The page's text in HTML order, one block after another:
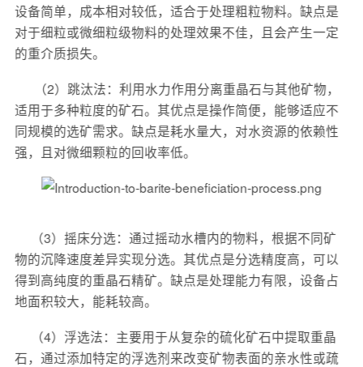
设备简单，成本相对较低，适合于处理粗粒物料。缺点是
对于细粒或微细粒级物料的处理效果不佳，且会产生一定
的重介质损失。
（2）跳汰法：利用水力作用分离重晶石与其他矿物，
适用于多种粒度的矿石。其优点是操作简便，能够适应不
同规模的选矿需求。缺点是耗水量大，对水资源的依赖性
强，且对微细颗粒的回收率低。
（3）摇床分选：通过摇动水槽内的物料，根据不同矿
物的沉降速度差异实现分选。其优点是分选精度高，可以
得到高纯度的重晶石精矿。缺点是处理能力有限，设备占
地面积较大，能耗较高。
（4）浮选法：主要用于从复杂的硫化矿石中提取重晶
石，通过添加特定的浮选剂来改变矿物表面的亲水性或疏